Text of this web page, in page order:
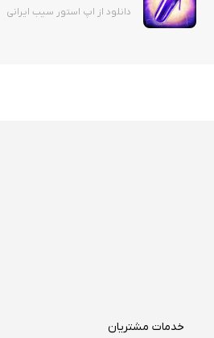
دانلود از اپ استور سیب ایرانی
خدمات مشتریان